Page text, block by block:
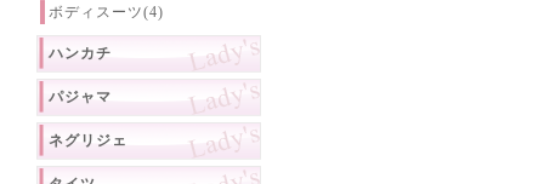
ボディスーツ(4)
ハンカチ
パジャマ
ネグリジェ